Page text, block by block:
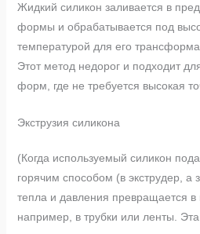
Жидкий силикон заливается в
формы и обрабатывается под
температурой для его
Этот метод недорог и подходит
форм, где не требуется высокая
Экструзия силикона
(Когда используемый силикон
горячим способом (в экструдер, а
тепла и давления превращается
например, в трубки или ленты.